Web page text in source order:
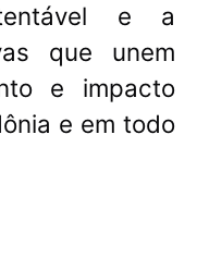
e a
que unem
e impacto
e em todo